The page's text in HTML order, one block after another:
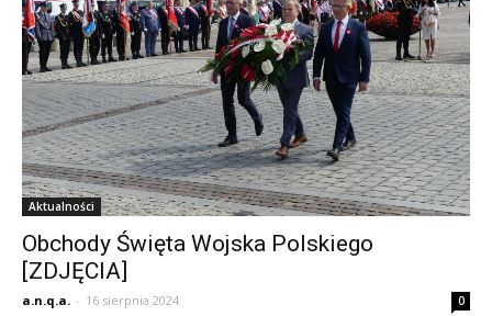
Aktualności
Obchody Święta Wojska Polskiego
[ZDJĘCIA]
a.n.q.a. - 16 sierpnia 2024 0